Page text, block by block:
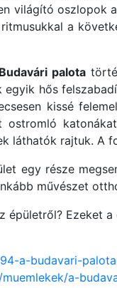
világító oszlopok
a
Budavári palota
egyik hős
kissé
láthatók rajtuk. A
egy része
művészet
épületről? Ezeket a
a-budavari-
a-